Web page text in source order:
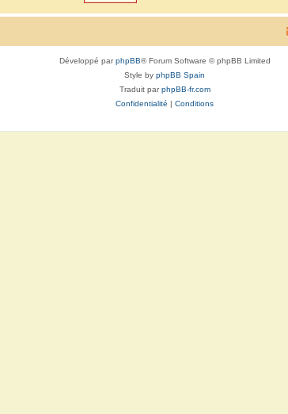
Développé parphpBB® Forum Software © phpBB Limited
Style by phpBB Spain
Traduit parphpBB-fr.com
Confidentialité
Conditions